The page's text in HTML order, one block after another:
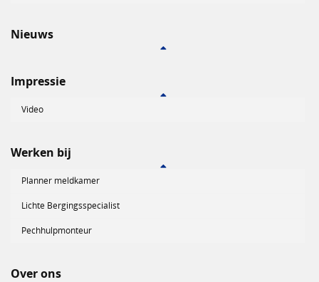
Nieuws
Impressie
Video
Werken bij
Planner meldkamer
Lichte Bergingsspecialist
Pechhulpmonteur
Over ons